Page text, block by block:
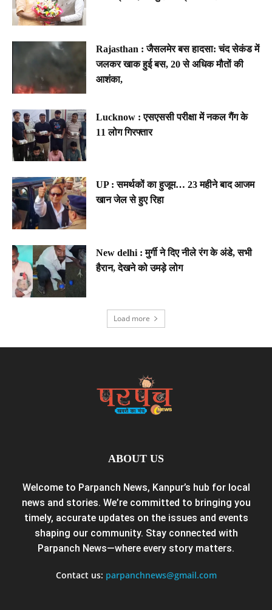
Rajasthan : जैसलमेर बस हादसा: चंद सेकंड में
जलकर खाक हुई बस, 20 से अधिक मौतों की
आशंका,
Lucknow : एसएससी परीक्षा में नकल गैंग के
11 लोग गिरफ्तार
UP : समर्थकों का हुजूम… 23 महीने बाद आजम
खान जेल से हुए रिहा
New delhi : मुर्गी ने दिए नीले रंग के अंडे, सभी
हैरान, देखने को उमड़े लोग
Load more
ABOUT US
Welcome to Parpanch News, Kanpur’s hub for local
news and stories. We’re committed to bringing you
timely, accurate updates on the issues and events
shaping our community. Stay connected with
Parpanch News—where every story matters.
Contact us: parpanchnews@gmail.com